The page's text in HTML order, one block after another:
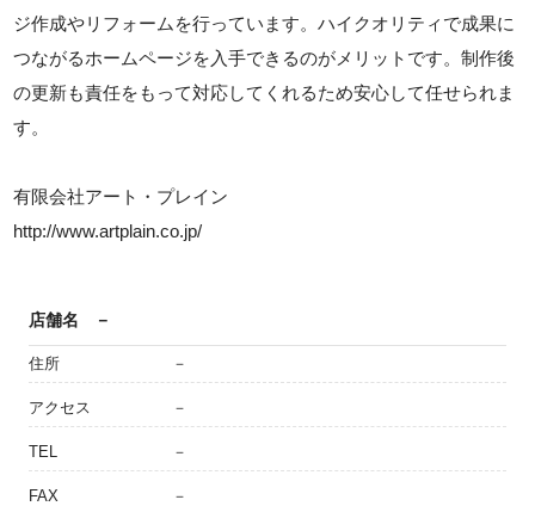
ジ作成やリフォームを行っています。ハイクオリティで成果に
つながるホームページを入手できるのがメリットです。制作後
の更新も責任をもって対応してくれるため安心して任せられま
す。
有限会社アート・プレイン
http://www.artplain.co.jp/
店舗名 －
住所 －
アクセス －
TEL －
FAX －